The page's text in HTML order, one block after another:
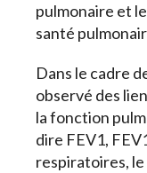
pulmonaire et
santé
Dans le cadre
observé des
la fonction
dire FEV1,
respiratoires,